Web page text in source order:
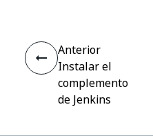
Anterior
Instalar el
complemento
de Jenkins